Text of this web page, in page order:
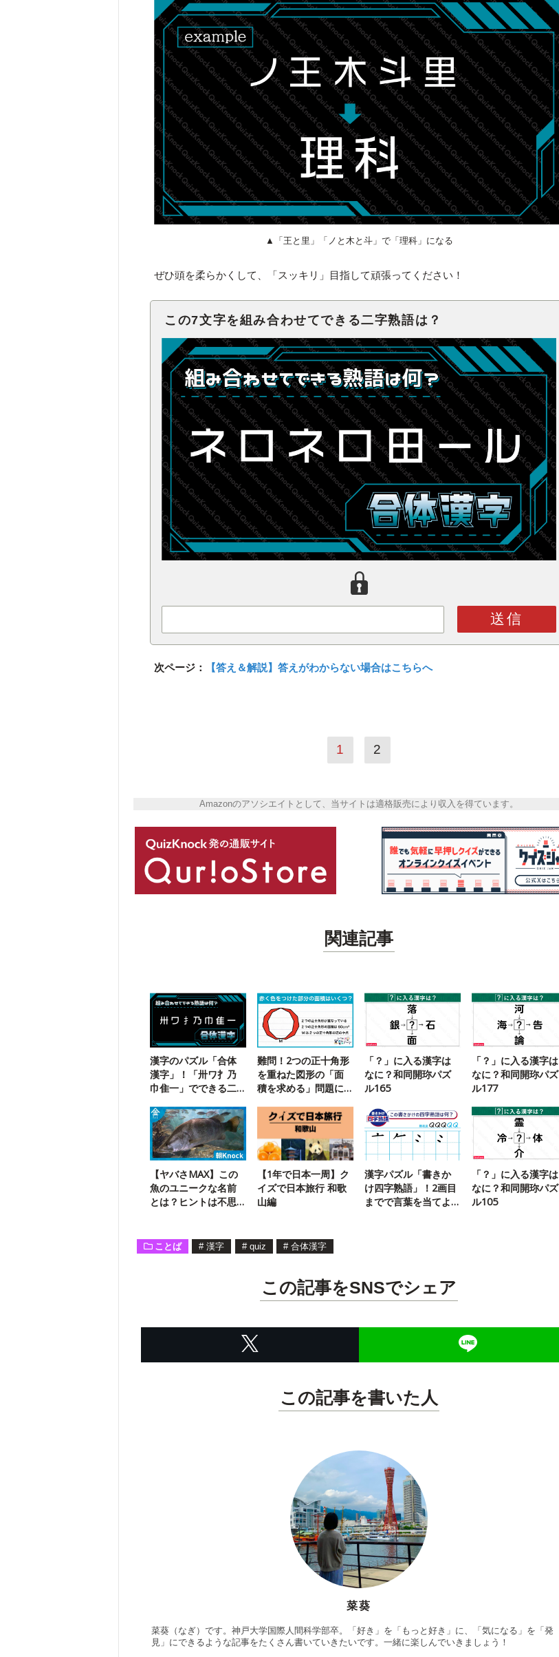
▲「王と里」「ノと木と斗」で「理科」になる
ぜひ頭を柔らかくして、「スッキリ」目指して頑張ってください！
この7文字を組み合わせてできる二字熟語は？
送信
次ページ： 【答え＆解説】答えがわからない場合はこちらへ
1 2
Amazonのアソシエイトとして、当サイトは適格販売により収入を得ています。
関連記事
漢字のパズル「合体
漢字」！「卅ワ扌乃
巾隹一」でできる二
難問！2つの正十角形
を重ねた図形の「面
積を求める」問題に
「？」に入る漢字は
なに？和同開珎パズ
ル165
「？」に入る漢字は
なに？和同開珎パズ
ル177
【ヤバさMAX】この
魚のユニークな名前
とは？ヒントは不思
【1年で日本一周】ク
イズで日本旅行 和歌
山編
漢字パズル「書きか
け四字熟語」！2画目
までで言葉を当てよ
「？」に入る漢字は
なに？和同開珎パズ
ル105
ことば # 漢字 # quiz # 合体漢字
この記事をSNSでシェア
この記事を書いた人
菜葵
菜葵（なぎ）です。神戸大学国際人間科学部卒。「好き」を「もっと好き」に、「気になる」を「発
見」にできるような記事をたくさん書いていきたいです。一緒に楽しんでいきましょう！